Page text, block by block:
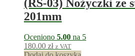
(RS-03) Nożyczki ze
201mm
Oceniono 5.00 na 5
180.00 zł z VAT